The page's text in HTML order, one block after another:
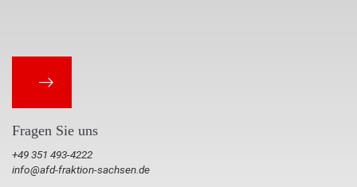
Fragen Sie uns
+49 351 493-4222
info@afd-fraktion-sachsen.de